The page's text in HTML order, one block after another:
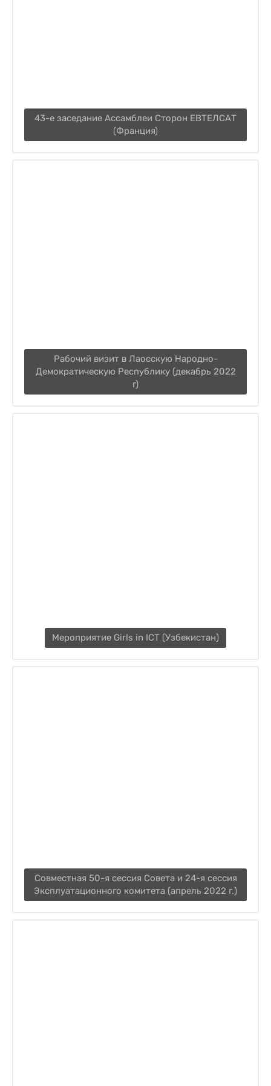
43-е заседание Ассамблеи Сторон ЕВТЕЛСАТ
(Франция)
Рабочий визит в Лаосскую Народно-
Демократическую Республику (декабрь 2022
г)
Мероприятие Girls in ICT (Узбекистан)
Совместная 50-я сессия Совета и 24-я сессия
Эксплуатационного комитета (апрель 2022 г.)